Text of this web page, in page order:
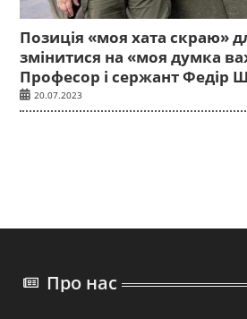
Позиція «моя хата скраю»
змінитися на «моя думка
Професор і сержант Федір
20.07.2023
Про нас